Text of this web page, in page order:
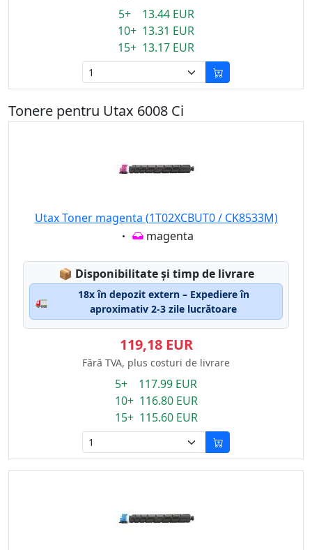
5+ 13.44 EUR
10+ 13.31 EUR
15+ 13.17 EUR
Tonere pentru Utax 6008 Ci
Utax Toner magenta (1T02XCBUT0 / CK8533M)
Eigenschaft:
magenta
📦 Lagerstatus:
Disponibilitate și timp de livrare
🚛
18x în depozit extern – Expediere în
aproximativ 2-3 zile lucrătoare
119,18 EUR
Fără TVA, plus costuri de livrare
5+ 117.99 EUR
10+ 116.80 EUR
15+ 115.60 EUR